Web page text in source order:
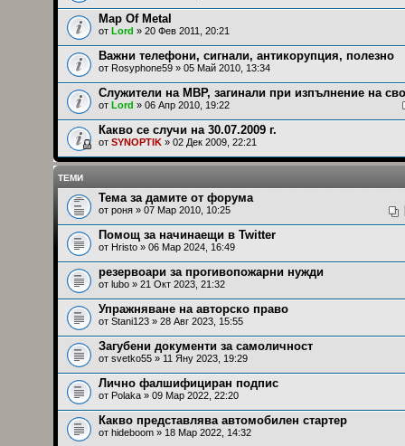
Мap Оf Мetal
от Lord » 20 Фев 2011, 20:21
Важни телефони, сигнали, антикорупция, полезно
от Rosyphone59 » 05 Май 2010, 13:34
Служители на МВР, загинали при изпълнение на
от Lord » 06 Апр 2010, 19:22
Какво се случи на 30.07.2009 г.
от SYNOPTIK » 02 Дек 2009, 22:21
ТЕМИ
Тема за дамите от форума
от роня » 07 Мар 2010, 10:25
Помощ за начинаещи в Twitter
от Hristo » 06 Мар 2024, 16:49
резервоари за прогивопожарни нужди
от lubo » 21 Окт 2023, 21:32
Упражняване на авторско право
от Stani123 » 28 Авг 2023, 15:55
Загубени документи за самоличност
от svetko55 » 11 Яну 2023, 19:29
Лично фалшифициран подпис
от Polaka » 09 Мар 2022, 22:20
Какво представлява автомобилен стартер
от hideboom » 18 Мар 2022, 14:32